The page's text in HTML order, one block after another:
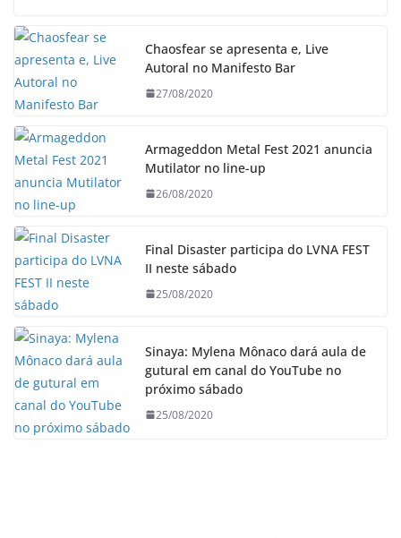
Chaosfear se apresenta e, Live
Autoral no Manifesto Bar
27/08/2020
Armageddon Metal Fest 2021 anuncia
Mutilator no line-up
26/08/2020
Final Disaster participa do LVNA FEST
II neste sábado
25/08/2020
Sinaya: Mylena Mônaco dará aula de
gutural em canal do YouTube no
próximo sábado
25/08/2020